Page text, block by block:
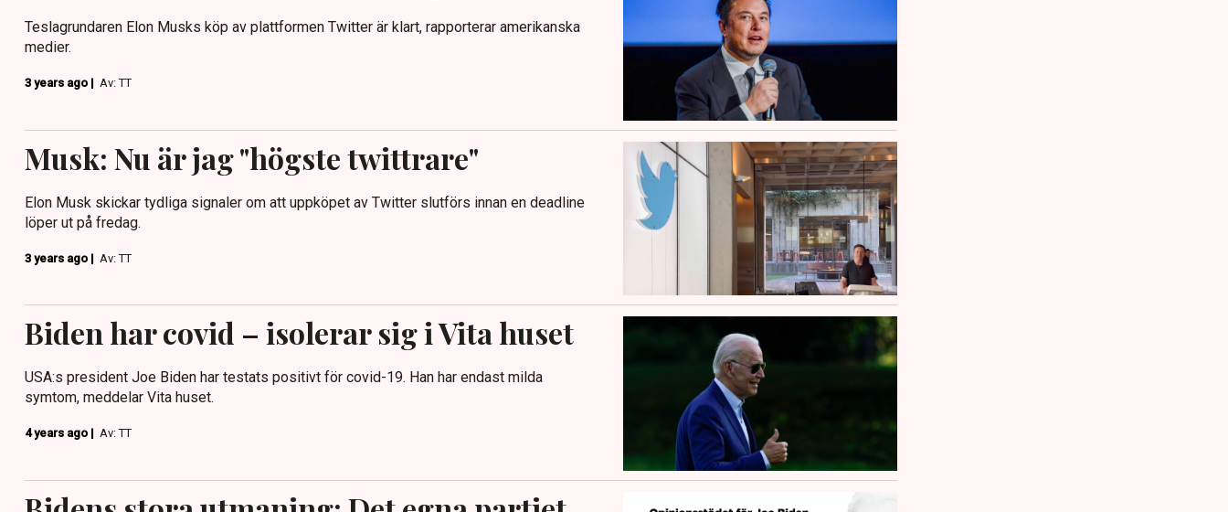
Teslagrundaren Elon Musks köp av plattformen Twitter är klart, rapporterar amerikanska
medier.
3 years ago | Av: TT
Musk: Nu är jag "högste twittrare"
Elon Musk skickar tydliga signaler om att uppköpet av Twitter slutförs innan en deadline
löper ut på fredag.
3 years ago | Av: TT
Biden har covid – isolerar sig i Vita huset
USA:s president Joe Biden har testats positivt för covid-19. Han har endast milda
symtom, meddelar Vita huset.
4 years ago | Av: TT